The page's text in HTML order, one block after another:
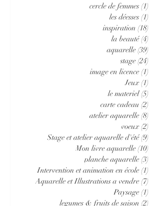
cercle de femmes (1)
les déesses (1)
inspiration (18)
la beauté (4)
aquarelle (39)
stage (24)
image en licence (1)
Jeux (1)
le materiel (5)
carte cadeau (2)
atelier aquarelle (8)
voeux (2)
Stage et atelier aquarelle d'été (9)
Mon livre aquarelle (10)
planche aquarelle (3)
Intervention et animation en école (1)
Aquarelle et Illustrations a vendre (7)
Paysage (1)
legumes & fruits de saison (2)